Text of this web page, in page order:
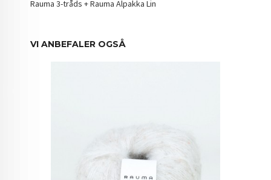
Rauma 3-tråds + Rauma Alpakka Lin
VI ANBEFALER OGSÅ